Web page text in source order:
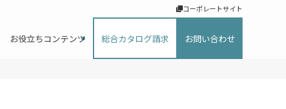
お役立ちコンテンツ 総合カタログ請求 お問い合わせ
コーポレートサイト